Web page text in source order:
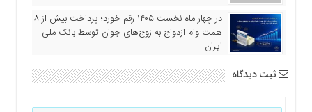
چند
رسانه
یادداشت
در چهار ماه نخست ۱۴۰۵ رقم خورد؛ پرداخت بیش از ۸
همت وام ازدواج به زوج‌های جوان توسط بانک ملی
ایران
ثبت دیدگاه